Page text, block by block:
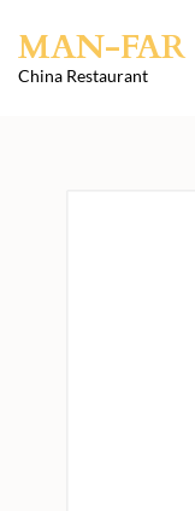
content
MAN-FAR
China Restaurant